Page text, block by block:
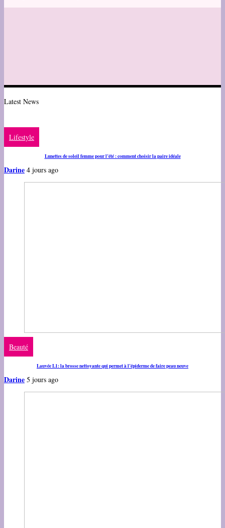
Latest News
Lifestyle
Lunettes de soleil femme pour l’été : comment choisir la paire idéale
Darine 4 jours ago
Beauté
Lauvée L1: la brosse nettoyante qui permet à l’épiderme de faire peau neuve
Darine 5 jours ago